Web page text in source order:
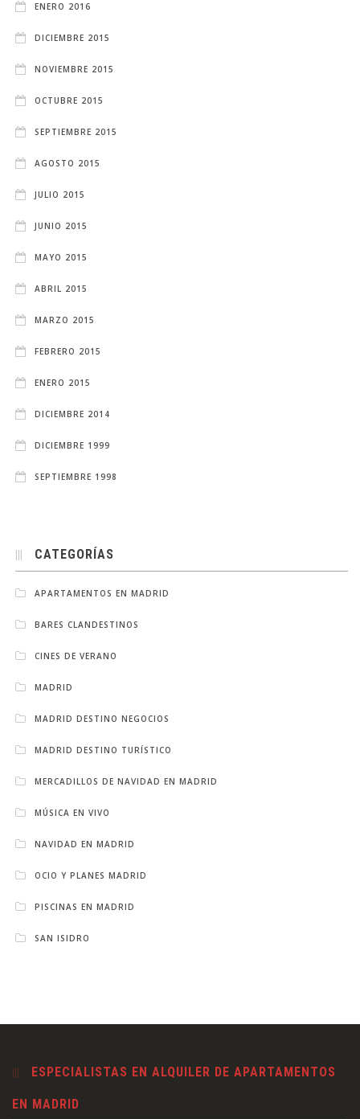
ENERO 2016
DICIEMBRE 2015
NOVIEMBRE 2015
OCTUBRE 2015
SEPTIEMBRE 2015
AGOSTO 2015
JULIO 2015
JUNIO 2015
MAYO 2015
ABRIL 2015
MARZO 2015
FEBRERO 2015
ENERO 2015
DICIEMBRE 2014
DICIEMBRE 1999
SEPTIEMBRE 1998
CATEGORÍAS
APARTAMENTOS EN MADRID
BARES CLANDESTINOS
CINES DE VERANO
MADRID
MADRID DESTINO NEGOCIOS
MADRID DESTINO TURÍSTICO
MERCADILLOS DE NAVIDAD EN MADRID
MÚSICA EN VIVO
NAVIDAD EN MADRID
OCIO Y PLANES MADRID
PISCINAS EN MADRID
SAN ISIDRO
ESPECIALISTAS EN ALQUILER DE APARTAMENTOS
EN MADRID